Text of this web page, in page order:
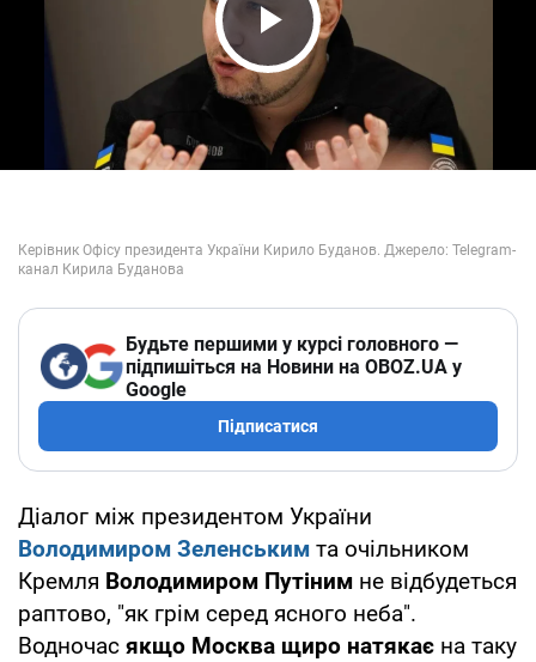
Play Video
Будьте першими у курсі головного —
підпишіться на Новини на OBOZ.UA у
Google
Підписатися
Діалог між президентом України
Володимиром Зеленським та очільником
Кремля Володимиром Путіним не відбудеться
раптово, "як грім серед ясного неба".
Водночас якщо Москва щиро натякає на таку